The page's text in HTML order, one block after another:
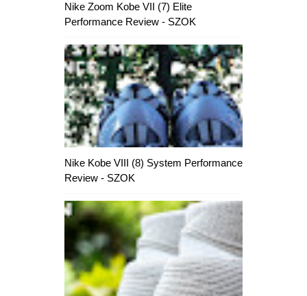
Nike Zoom Kobe VII (7) Elite
Performance Review - SZOK
Nike Kobe VIII (8) System Performance
Review - SZOK